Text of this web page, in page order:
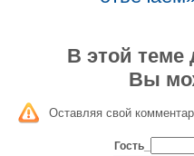
В этой теме
Вы
Оставляя свой
Гость_